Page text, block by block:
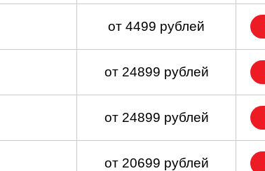
от 4499 рублей
от 24899 рублей
от 24899 рублей
от 20699 рублей